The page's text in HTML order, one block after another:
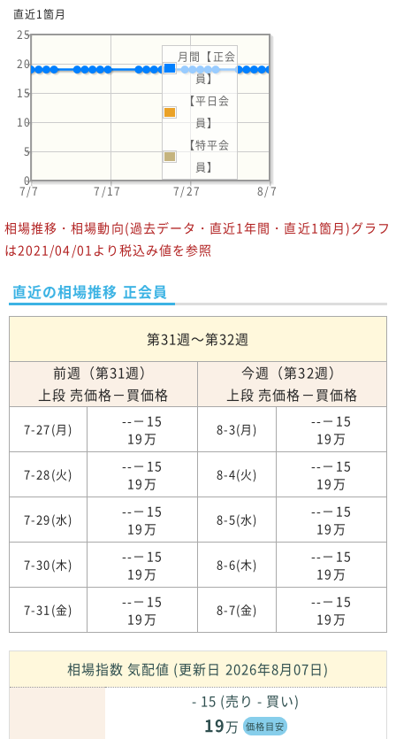
直近1箇月
7/7 7/17 7/27 8/7
0
5
10
15
20
25
月間【正会
員】
【平日会
員】
【特平会
員】
相場推移・相場動向(過去データ・直近1年間・直近1箇月)グラフ
は2021/04/01より税込み値を参照
直近の相場推移 正会員
第31週～第32週
前週（第31週）
上段 売価格－買価格
今週（第32週）
上段 売価格－買価格
7-27(月)
--－15
19万
7-28(火)
--－15
19万
7-29(水)
--－15
19万
7-30(木)
--－15
19万
7-31(金)
--－15
19万
8-3(月)
--－15
19万
8-4(火)
--－15
19万
8-5(水)
--－15
19万
8-6(木)
--－15
19万
8-7(金)
--－15
19万
相場指数 気配値 (更新日 2026年8月07日)
- 15 (売り - 買い)
19万 価格目安